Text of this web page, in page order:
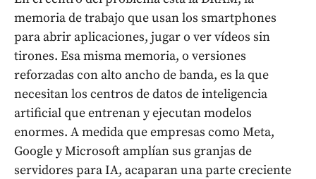
memoria de trabajo que usan los smartphones
para abrir aplicaciones, jugar o ver vídeos sin
tirones. Esa misma memoria, o versiones
reforzadas con alto ancho de banda, es la que
necesitan los centros de datos de inteligencia
artificial que entrenan y ejecutan modelos
enormes. A medida que empresas como Meta,
Google y Microsoft amplían sus granjas de
servidores para IA, acaparan una parte creciente